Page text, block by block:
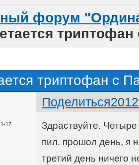
форум
триптофан с
Поделиться
17
Здраствуйте.
пил. прошол день, я
третий день ничего